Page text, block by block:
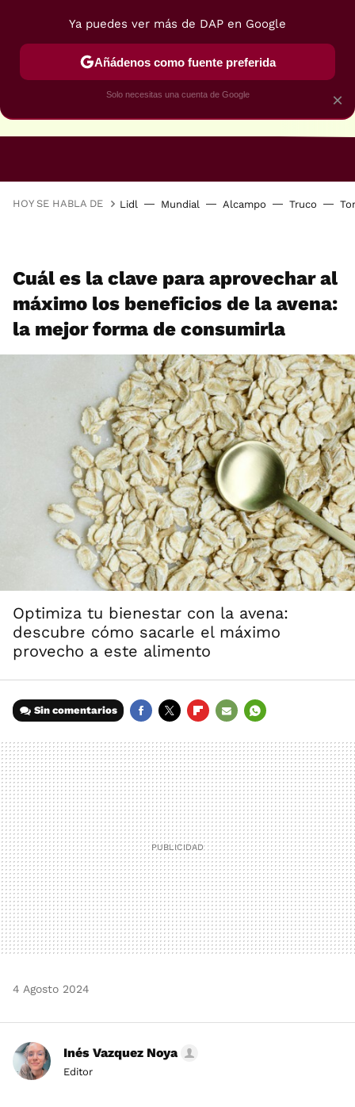
HOY SE HABLA DE Lidl Mundial Alcampo Truco
Cuál es la clave para aprovechar al
máximo los beneficios de la avena:
la mejor forma de consumirla
Optimiza tu bienestar con la avena:
descubre cómo sacarle el máximo
provecho a este alimento
Sin comentarios
MAIL
4 Agosto 2024
Inés Vazquez Noya
Editor
×
Ya puedes ver más de DAP en Google
Añádenos como fuente preferida
Solo necesitas una cuenta de Google